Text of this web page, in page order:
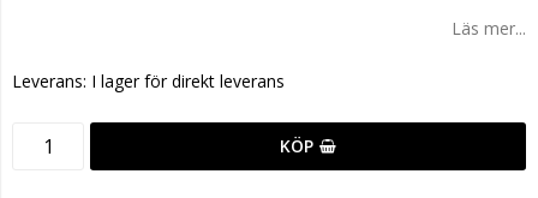
Läs mer...
Leverans: I lager för direkt leverans
KÖP